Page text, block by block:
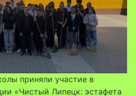
приняли участие в
«Чистый Липецк: эстафета